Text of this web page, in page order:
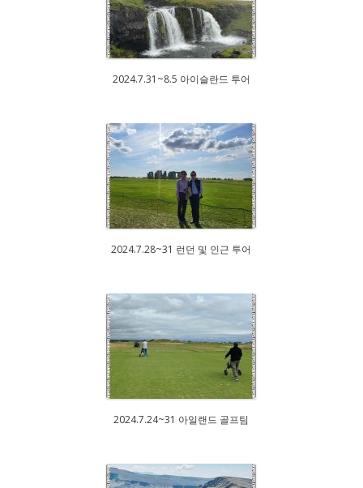
2024.7.31~8.5 아이슬란드 투어
2024.7.28~31 런던 및 인근 투어
2024.7.24~31 아일랜드 골프팀